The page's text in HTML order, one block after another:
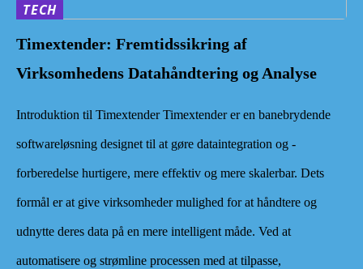
TECH
Timextender: Fremtidssikring af
Virksomhedens Datahåndtering og Analyse
Introduktion til Timextender Timextender er en banebrydende
softwareløsning designet til at gøre dataintegration og -
forberedelse hurtigere, mere effektiv og mere skalerbar. Dets
formål er at give virksomheder mulighed for at håndtere og
udnytte deres data på en mere intelligent måde. Ved at
automatisere og strømline processen med at tilpasse,